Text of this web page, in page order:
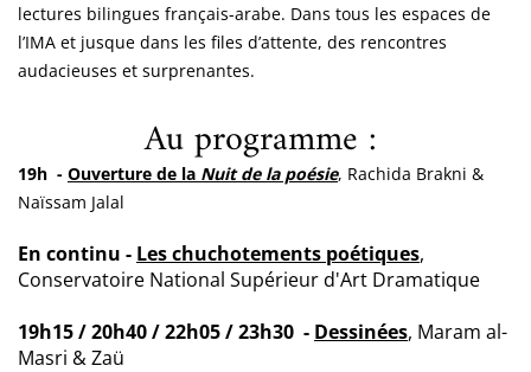
lectures bilingues français-arabe. Dans tous les espaces de
l’IMA et jusque dans les files d’attente, des rencontres
audacieuses et surprenantes.
Au programme :
19h - Ouverture de la Nuit de la poésie, Rachida Brakni &
Naïssam Jalal
En continu - Les chuchotements poétiques,
Conservatoire National Supérieur d'Art Dramatique
19h15 / 20h40 / 22h05 / 23h30 - Dessinées, Maram al-
Masri & Zaü